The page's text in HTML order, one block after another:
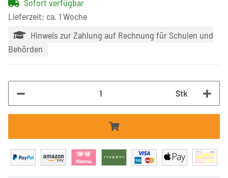
Sofort verfügbar
Lieferzeit: ca. 1 Woche
Hinweis zur Zahlung auf Rechnung für Schulen und
Behörden
Stk